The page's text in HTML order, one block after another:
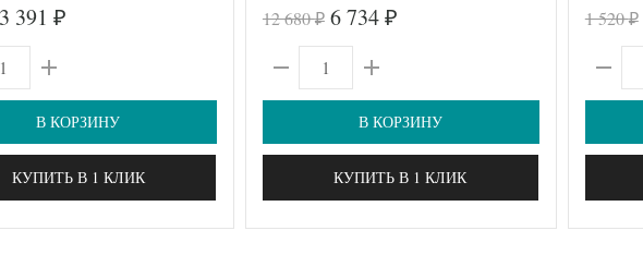
3 391 ₽
В КОРЗИНУ
КУПИТЬ В 1 КЛИК
12 680₽ 6 734 ₽
В КОРЗИНУ
КУПИТЬ В 1 КЛИК
1 520₽